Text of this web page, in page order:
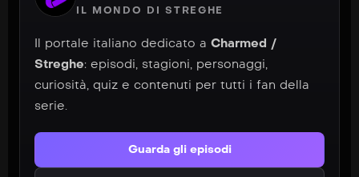
IL MONDO DI STREGHE
Il portale italiano dedicato a Charmed /
Streghe: episodi, stagioni, personaggi,
curiosità, quiz e contenuti per tutti i fan della
serie.
Guarda gli episodi